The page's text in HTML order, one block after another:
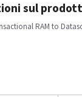
sul
RAM to